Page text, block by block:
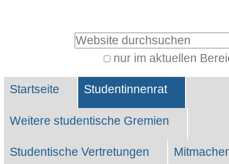
Website durchsuchen
nur im aktuellen
Suche…
Sektionen
Startseite Studentinnenrat
Weitere studentische Gremien
Studentische Vertretungen